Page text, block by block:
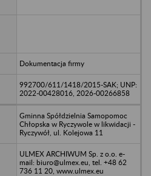
Dokumentacja firmy
992700/611/1418/2015-SAK; UNP:
2022-00428016, 2026-00266858
Gminna Spółdzielnia Samopomoc
Chłopska w Ryczywole w likwidacji -
Ryczywół, ul. Kolejowa 11
ULMEX ARCHIWUM Sp. z o.o. e-
mail: biuro@ulmex.eu, tel. +48 62
736 11 20, www.ulmex.eu